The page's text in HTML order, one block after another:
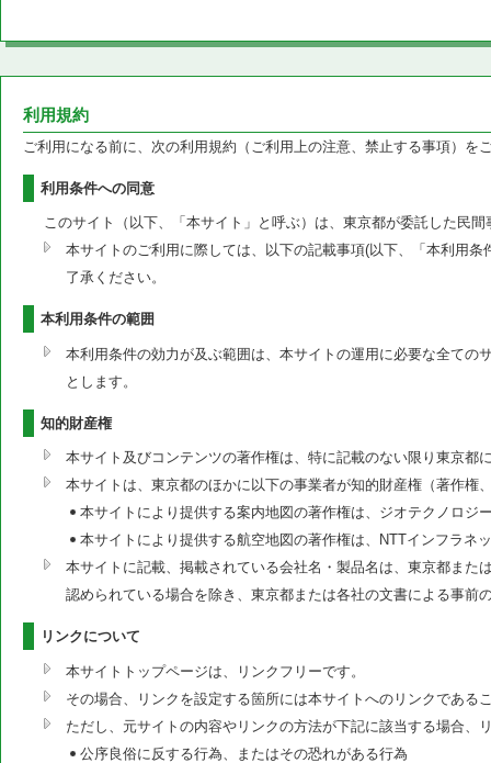
利用規約
ご利用になる前に、次の利用規約（ご利用上の注意、禁止する事項）を
利用条件への同意
このサイト（以下、「本サイト」と呼ぶ）は、東京都が委託した民
本サイトのご利用に際しては、以下の記載事項(以下、「本利用
了承ください。
本利用条件の範囲
本利用条件の効力が及ぶ範囲は、本サイトの運用に必要な全て
とします。
知的財産権
本サイト及びコンテンツの著作権は、特に記載のない限り東京
本サイトは、東京都のほかに以下の事業者が知的財産権（著作権
本サイトにより提供する案内地図の著作権は、ジオテクノロジ
本サイトにより提供する航空地図の著作権は、NTTインフラネ
本サイトに記載、掲載されている会社名・製品名は、東京都ま
認められている場合を除き、東京都または各社の文書による事前
リンクについて
本サイトトップページは、リンクフリーです。
その場合、リンクを設定する箇所には本サイトへのリンクである
ただし、元サイトの内容やリンクの方法が下記に該当する場合、
公序良俗に反する行為、またはその恐れがある行為